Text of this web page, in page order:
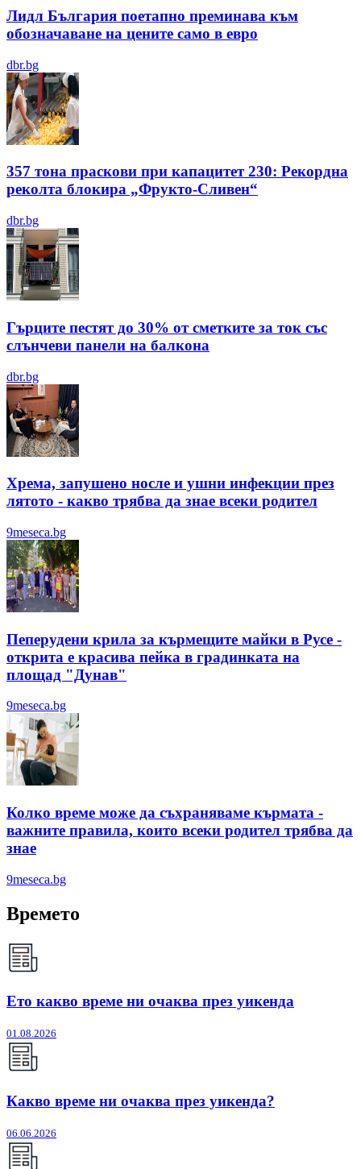
Лидл България поетапно преминава към
обозначаване на цените само в евро
dbr.bg
357 тона праскови при капацитет 230: Рекордна
реколта блокира „Фрукто-Сливен“
dbr.bg
Гърците пестят до 30% от сметките за ток със
слънчеви панели на балкона
dbr.bg
Хрема, запушено носле и ушни инфекции през
лятотo - какво трябва да знае всеки родител
9meseca.bg
Пеперудени крила за кърмещите майки в Русе -
открита е красива пейка в градинката на
площад "Дунав"
9meseca.bg
Колко време може да съхраняваме кърмата -
важните правила, които всеки родител трябва да
знае
9meseca.bg
Времето
Ето какво време ни очаква през уикенда
01.08.2026
Какво време ни очаква през уикенда?
06.06.2026